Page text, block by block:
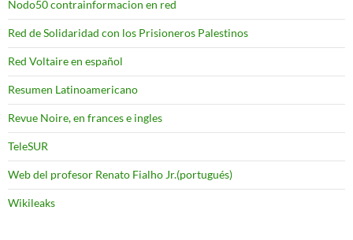
Nodo50 contrainformacion en red
Red de Solidaridad con los Prisioneros Palestinos
Red Voltaire en español
Resumen Latinoamericano
Revue Noire, en frances e ingles
TeleSUR
Web del profesor Renato Fialho Jr.(portugués)
Wikileaks